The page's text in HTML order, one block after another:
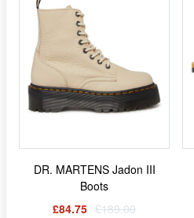
DR. MARTENS Jadon III
Boots
£84.75 £189.00